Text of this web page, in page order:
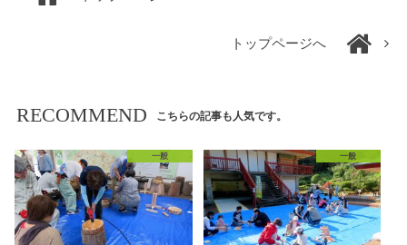
トップページへ
RECOMMEND こちらの記事も人気です。
一般 一般